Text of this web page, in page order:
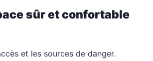
sûr et confortable
et les sources de danger.